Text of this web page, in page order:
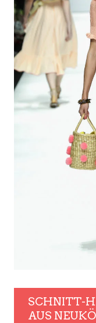
SCHNITT-
AUS